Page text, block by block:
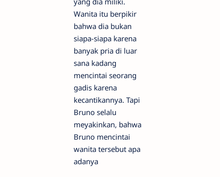
Wanita itu berpikir
bahwa dia bukan
siapa-siapa karena
banyak pria di luar
sana kadang
mencintai seorang
gadis karena
kecantikannya. Tapi
Bruno selalu
meyakinkan, bahwa
Bruno mencintai
wanita tersebut apa
adanya